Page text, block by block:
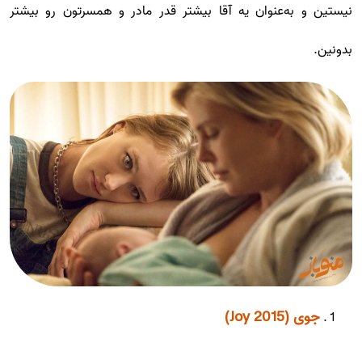
نیستین و به‌عنوان یه آقا بیشتر قدر مادر و همسرتون رو بیشتر
بدونین.
جوی (Joy 2015)